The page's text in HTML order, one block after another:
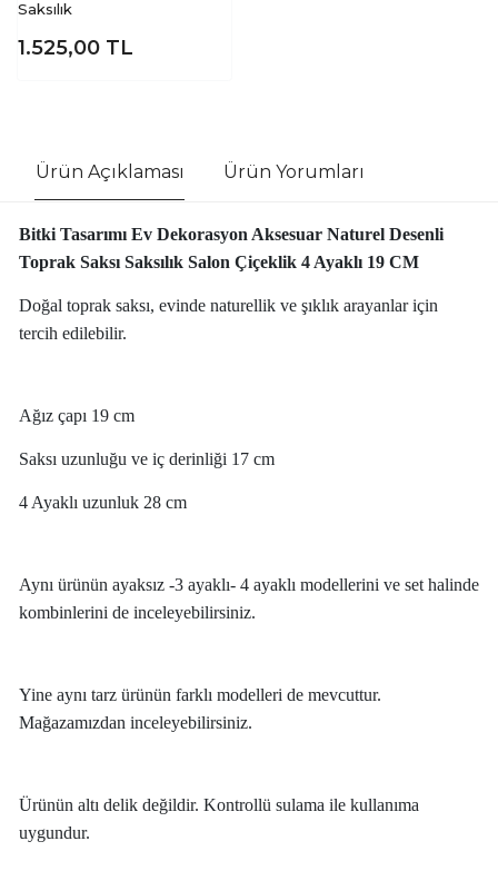
Saksılık
1.525,00 TL
Ürün Açıklaması Ürün Yorumları
Bitki Tasarımı Ev Dekorasyon Aksesuar Naturel Desenli
Toprak Saksı Saksılık Salon Çiçeklik 4 Ayaklı 19 CM
Doğal toprak saksı, evinde naturellik ve şıklık arayanlar için
tercih edilebilir.
Ağız çapı 19 cm
Saksı uzunluğu ve iç derinliği 17 cm
4 Ayaklı uzunluk 28 cm
Aynı ürünün ayaksız -3 ayaklı- 4 ayaklı modellerini ve set halinde
kombinlerini de inceleyebilirsiniz.
Yine aynı tarz ürünün farklı modelleri de mevcuttur.
Mağazamızdan inceleyebilirsiniz.
Ürünün altı delik değildir. Kontrollü sulama ile kullanıma
uygundur.